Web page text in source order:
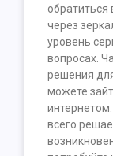
через
уровень
вопросах.
решения
можете
всего